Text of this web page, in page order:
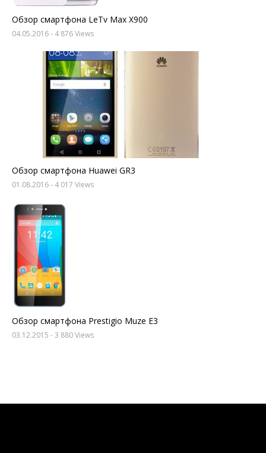
Обзор смартфона LeTv Max X900
04.05.2016- 4 876 Views
Обзор смартфона Huawei GR3
01.08.2016- 4 017 Views
Обзор смартфона Prestigio Muze E3
03.12.2015 - 3 880 Views